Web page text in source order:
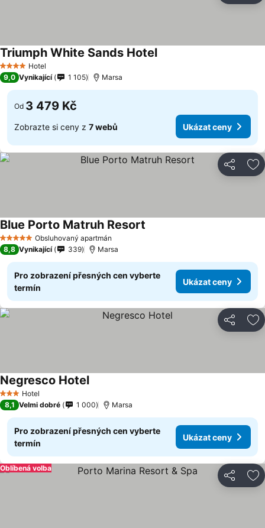
4 Počet hvězdiček
Hotel
Triumph White Sands Hotel
9,0 Vynikající 1 105 Marsa
Od 3 479 Kč
Zobrazte si ceny z 7 webů Ukázat ceny
Sdílet
5 Počet hvězdičekObsluhovaný apartmán
Blue Porto Matruh Resort
8,8 Vynikající 339 Marsa
Pro zobrazení přesných cen vyberte
termín
Ukázat ceny
Sdílet
3 Počet hvězdiček
Hotel
Negresco Hotel
8,1 Velmi dobré 1 000 Marsa
Pro zobrazení přesných cen vyberte
termín
Ukázat ceny
Sdílet
Oblíbená volba